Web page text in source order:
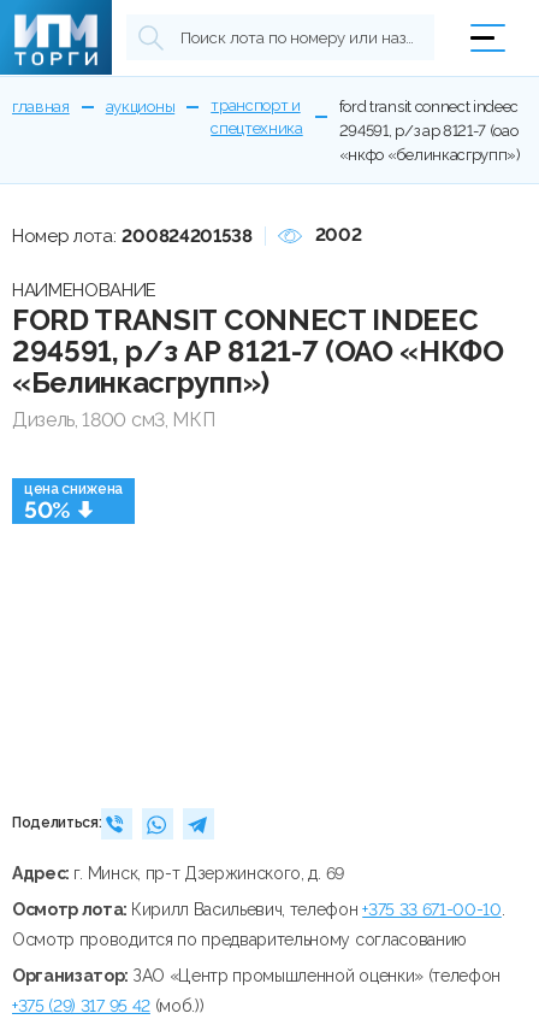
главная аукционы
транспорт и
спецтехника
ford transit connect indeec
294591, р/з ар 8121-7 (оао
«нкфо «белинкасгрупп»)
цена снижена
50%
Поделиться:
Номер лота: 200824201538 2002
НАИМЕНОВАНИЕ
FORD TRANSIT CONNECT INDEEC
294591, р/з АР 8121-7 (ОАО «НКФО
«Белинкасгрупп»)
Дизель, 1800 см3, МКП
Адрес: г. Минск, пр-т Дзержинского, д. 69
Осмотр лота: Кирилл Васильевич, телефон+375 33 671-00-10
Осмотр проводится по предварительному согласованию
Организатор: ЗАО «Центр промышленной оценки» (телефон
+375 (29) 317 95 42(моб.))